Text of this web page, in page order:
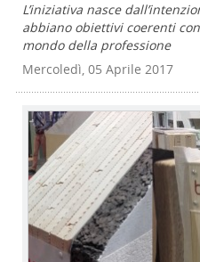
Cerca
L’iniziativa nasce
abbiano obiettivi coerenti
mondo della professione
Mercoledì, 05 Aprile 2017